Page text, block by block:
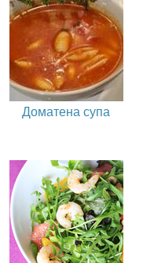
Доматена супа